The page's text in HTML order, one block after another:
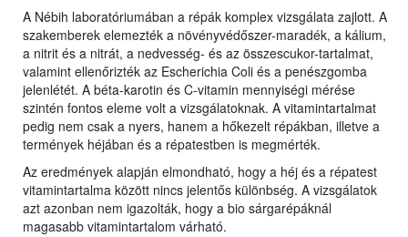
A Nébih laboratóriumában a répák komplex vizsgálata zajlott. A
szakemberek elemezték a növényvédőszer-maradék, a kálium,
a nitrit és a nitrát, a nedvesség- és az összescukor-tartalmat,
valamint ellenőrizték az Escherichia Coli és a penészgomba
jelenlétét. A béta-karotin és C-vitamin mennyiségi mérése
szintén fontos eleme volt a vizsgálatoknak. A vitamintartalmat
pedig nem csak a nyers, hanem a hőkezelt répákban, illetve a
termények héjában és a répatestben is megmérték.
Az eredmények alapján elmondható, hogy a héj és a répatest
vitamintartalma között nincs jelentős különbség. A vizsgálatok
azt azonban nem igazolták, hogy a bio sárgarépáknál
magasabb vitamintartalom várható.